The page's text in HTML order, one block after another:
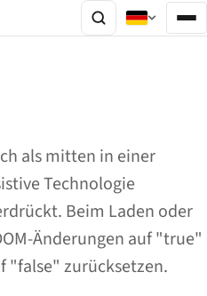
als mitten in einer
Technologie
Beim Laden oder
Änderungen auf "true"
"false" zurücksetzen.